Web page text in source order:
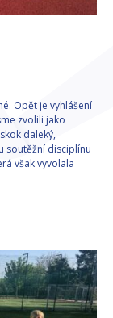
Opět je vyhlášení
zvolili jako
daleký,
soutěžní disciplínu
však vyvolala